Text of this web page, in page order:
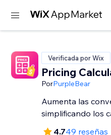
Verificada por Wix
Pricing
PorPurpleBear
Aumenta las
simplificando los
4.749 reseñas